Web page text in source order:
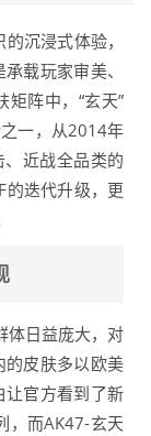
沉浸式体验，
载玩家审美、
阵中，“玄天”
一，从2014年
近战全品类的
的迭代升级，更
体日益庞大，对
的皮肤多以欧美
让官方看到了新
，而AK47-玄天